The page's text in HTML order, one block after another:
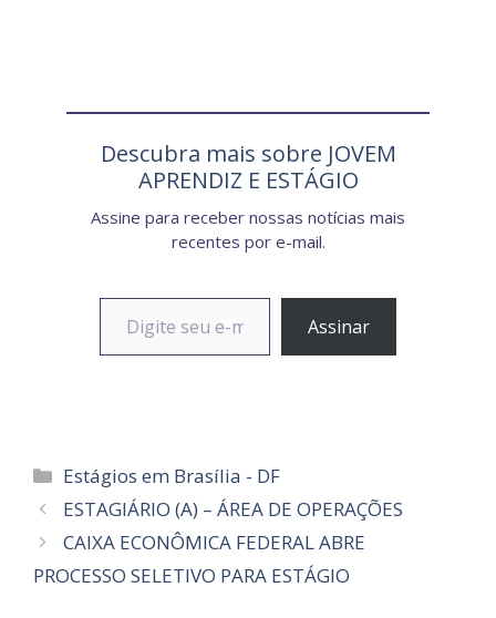
Descubra mais sobre JOVEM
APRENDIZ E ESTÁGIO
Assine para receber nossas notícias mais
recentes por e-mail.
Digite seu e-mail…
Assinar
Categorias
Estágios em Brasília - DF
ESTAGIÁRIO (A) – ÁREA DE OPERAÇÕES
CAIXA ECONÔMICA FEDERAL ABRE
PROCESSO SELETIVO PARA ESTÁGIO